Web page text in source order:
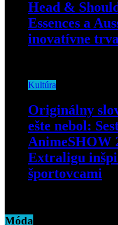
Head &
Essences a
inovatívne
Kultúra
Originálny
ešte nebol:
AnimeSHOW
Extraligu
športovcami
Móda